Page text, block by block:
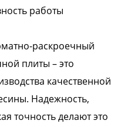
работы
раскроечный
плиты – это
качественной
Надежность,
точность делают это